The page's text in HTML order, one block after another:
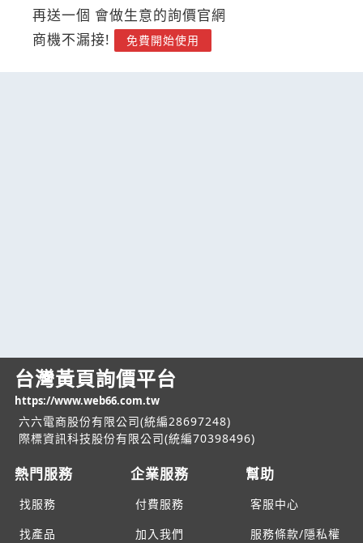
再送一個 會做生意的詢價官網
商機不漏接!
免費開始使用
台灣黃頁詢價平台
https://www.web66.com.tw
六六電商股份有限公司(統編28697248)
際標資訊科技股份有限公司(統編70398496)
熱門服務
找服務
找產品
企業服務
付費服務
加入我們
幫助
客服中心
服務條款/隱私權